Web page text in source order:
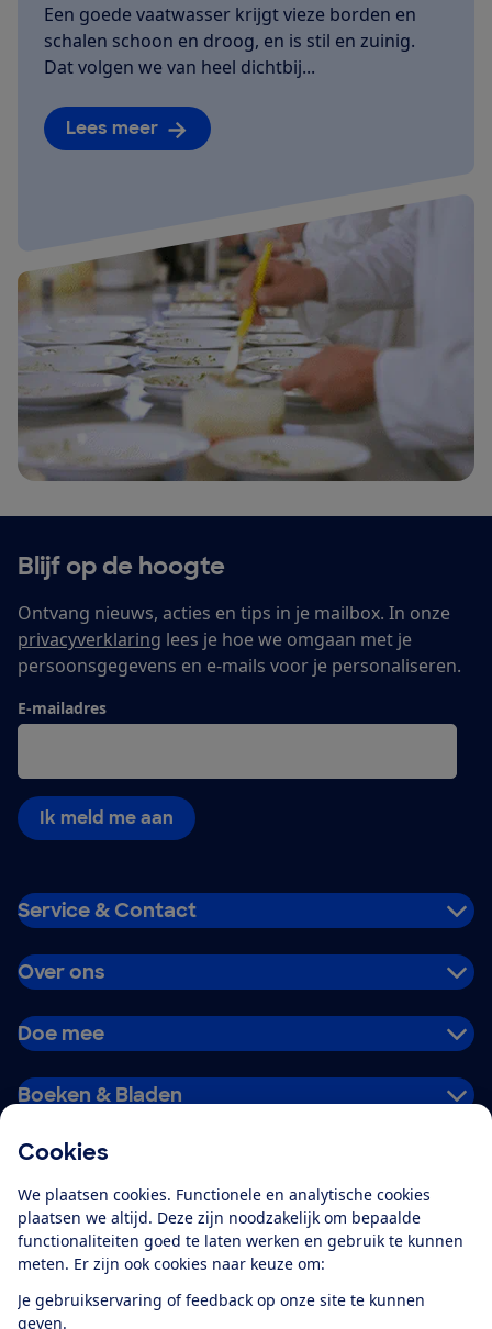
Cookies
We plaatsen cookies. Functionele en analytische cookies
plaatsen we altijd. Deze zijn noodzakelijk om bepaalde
functionaliteiten goed te laten werken en gebruik te kunnen
meten. Er zijn ook cookies naar keuze om:
Je gebruikservaring of feedback op onze site te kunnen
geven.
Een goede vaatwasser krijgt vieze borden en
schalen schoon en droog, en is stil en zuinig.
Dat volgen we van heel dichtbij...
Lees meer
Blijf op de hoogte
Ontvang nieuws, acties en tips in je mailbox. In onze
privacyverklaring lees je hoe we omgaan met je
persoonsgegevens en e-mails voor je personaliseren.
E-mailadres
Ik meld me aan
Service & Contact
Over ons
Doe mee
Boeken & Bladen
Alles over de
app